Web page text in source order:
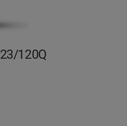
120Q